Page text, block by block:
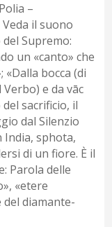
–
il suono
Supremo:
un «canto» che
bocca (di
e da vāc
sacrificio, il
dal Silenzio
India, sphota,
di un fiore. È il
Parola delle
«etere
del diamante-